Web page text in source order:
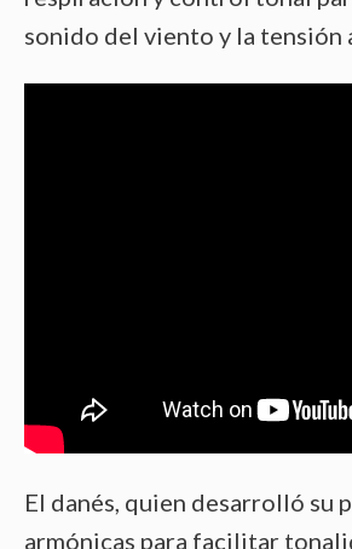
sonido del viento y la tensión
El danés, quien desarrolló su
armónicas para facilitar